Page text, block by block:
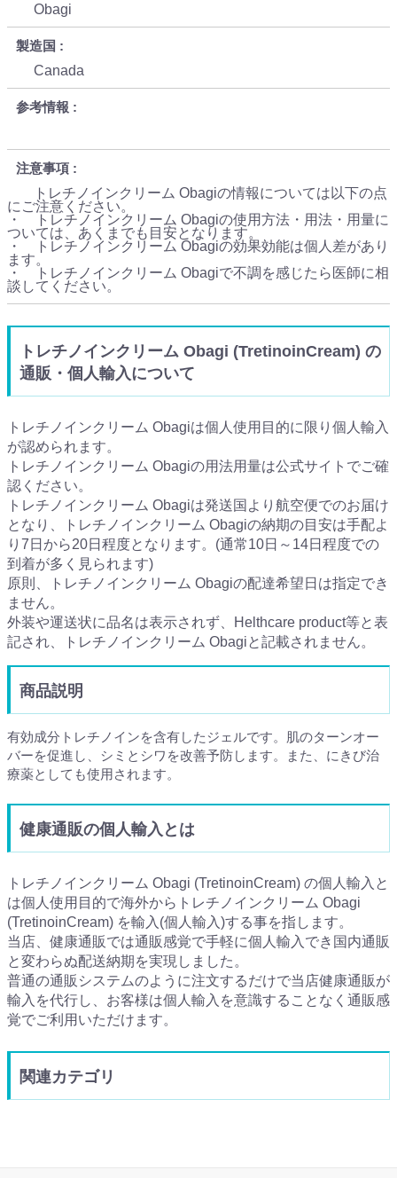
Obagi
製造国
Canada
参考情報
注意事項
トレチノインクリーム Obagiの情報については以下の点
にご注意ください。
・ トレチノインクリーム Obagiの使用方法・用法・用量に
ついては、あくまでも目安となります。
・ トレチノインクリーム Obagiの効果効能は個人差があり
ます。
・ トレチノインクリーム Obagiで不調を感じたら医師に相
談してください。
トレチノインクリーム Obagi (TretinoinCream) の
通販・個人輸入について
トレチノインクリーム Obagiは個人使用目的に限り個人輸入
が認められます。
トレチノインクリーム Obagiの用法用量は公式サイトでご確
認ください。
トレチノインクリーム Obagiは発送国より航空便でのお届け
となり、トレチノインクリーム Obagiの納期の目安は手配よ
り7日から20日程度となります。(通常10日～14日程度での
到着が多く見られます)
原則、トレチノインクリーム Obagiの配達希望日は指定でき
ません。
外装や運送状に品名は表示されず、Helthcare product等と表
記され、トレチノインクリーム Obagiと記載されません。
商品説明
有効成分トレチノインを含有したジェルです。肌のターンオー
バーを促進し、シミとシワを改善予防します。また、にきび治
療薬としても使用されます。
健康通販の個人輸入とは
トレチノインクリーム Obagi (TretinoinCream) の個人輸入と
は個人使用目的で海外からトレチノインクリーム Obagi
(TretinoinCream) を輸入(個人輸入)する事を指します。
当店、健康通販では通販感覚で手軽に個人輸入でき国内通販
と変わらぬ配送納期を実現しました。
普通の通販システムのように注文するだけで当店健康通販が
輸入を代行し、お客様は個人輸入を意識することなく通販感
覚でご利用いただけます。
関連カテゴリ